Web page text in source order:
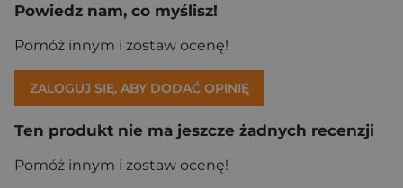
Powiedz nam, co myślisz!
Pomóż innym i zostaw ocenę!
ZALOGUJ SIĘ, ABY DODAĆ OPINIĘ
Ten produkt nie ma jeszcze żadnych recenzji
Pomóż innym i zostaw ocenę!